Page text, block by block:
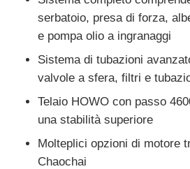
Sanità Triciclo elettrico
serbatoio, presa di forza,
e pompa olio a ingranaggi
Sistema di tubazioni
valvole a sfera, filtri e
Telaio HOWO con passo
una stabilità superiore
Molteplici opzioni di motore
Chaochai